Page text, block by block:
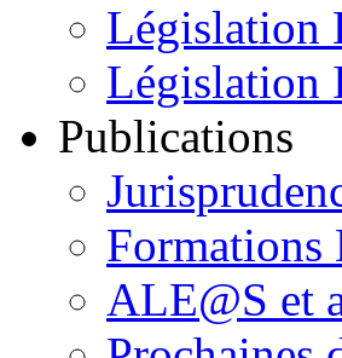
Législation
Législation
Publications
ALE@S et